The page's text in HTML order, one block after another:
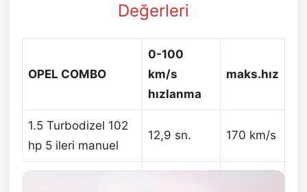
Değerleri
OPEL COMBO
0-100
km/s
hızlanma
maks.hız
1.5 Turbodizel 102
hp 5 ileri manuel
12,9 sn. 170 km/s